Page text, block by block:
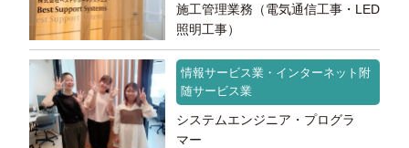
施工管理業務（電気通信工事・LED
照明工事）
情報サービス業・インターネット附
随サービス業
システムエンジニア・プログラ
マー